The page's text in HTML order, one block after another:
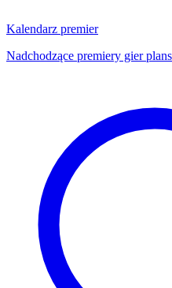
Kalendarz premier
Nadchodzące premiery gier